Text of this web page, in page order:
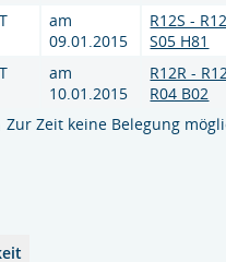
am
09.01.2015
R12S - R12
S05 H81
am
10.01.2015
R12R -
R04 B02
Zur Zeit keine Belegung